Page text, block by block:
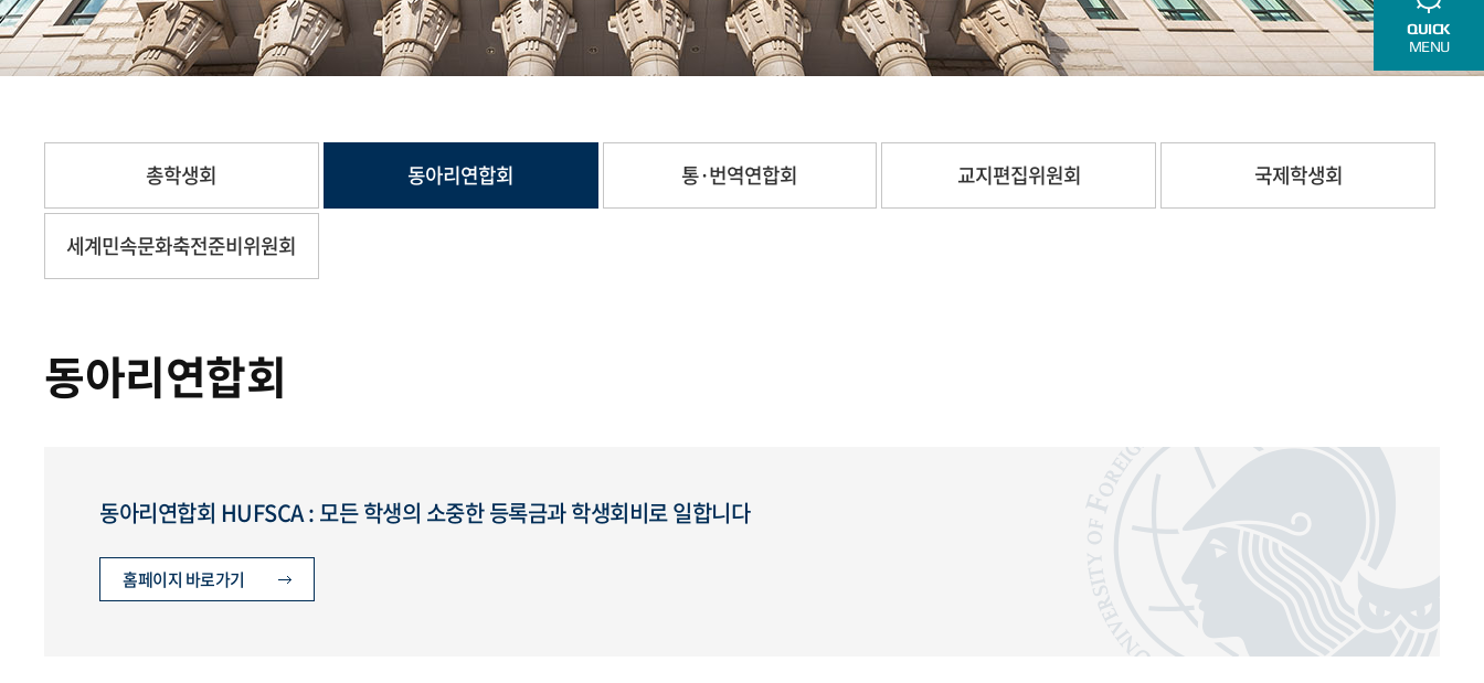
QUICK
MENU
총학생회 동아리연합회 통·번역연합회 교지편집위원회 국제학생회
세계민속문화축전준비위원회
동아리연합회
동아리연합회 HUFSCA : 모든 학생의 소중한 등록금과 학생회비로 일합니다
홈페이지 바로가기